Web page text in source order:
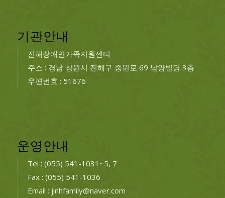
기관안내
진해장애인가족지원센터
주소 : 경남 창원시 진해구 중원로 69 남양빌딩 3층
우편번호 : 51676
운영안내
Tel : (055) 541-1031~5, 7
Fax : (055) 541-1036
Email : jinhfamily@naver.com